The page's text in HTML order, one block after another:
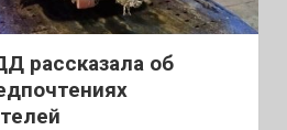
рассказала об